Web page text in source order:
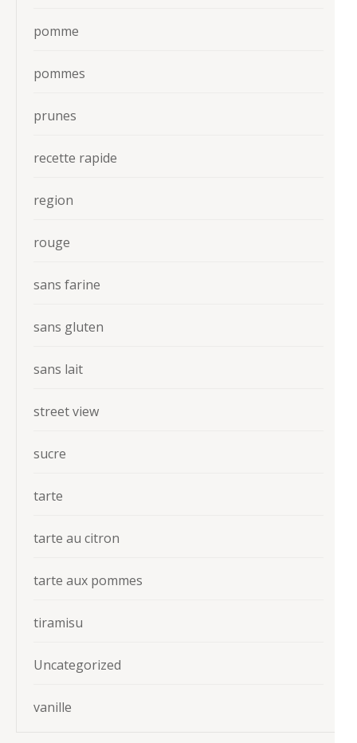
pomme
pommes
prunes
recette rapide
region
rouge
sans farine
sans gluten
sans lait
street view
sucre
tarte
tarte au citron
tarte aux pommes
tiramisu
Uncategorized
vanille